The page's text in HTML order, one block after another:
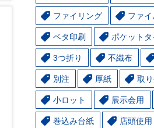
ファイリング ファ
ベタ印刷 ポケット
3つ折り 不織布
別注 厚紙 取
小ロット 展示会用
巻込み台紙 店頭使用